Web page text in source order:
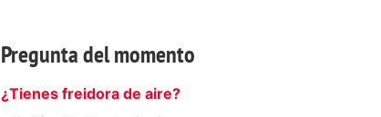
Pregunta del momento
¿Tienes freidora de aire?